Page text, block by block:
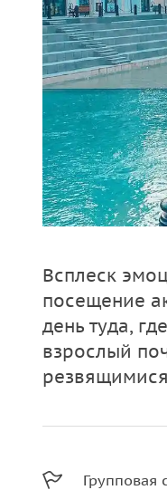
Всплеск
посещение
день туда,
взрослый
Групповая